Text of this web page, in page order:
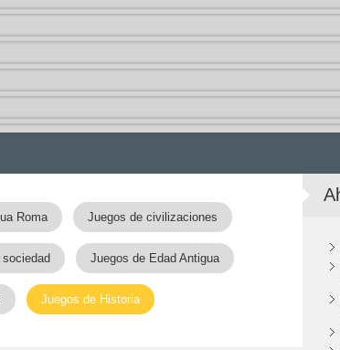
Roma Juegos de civilizaciones
Juegos de Edad Antigua
Juegos de Historia